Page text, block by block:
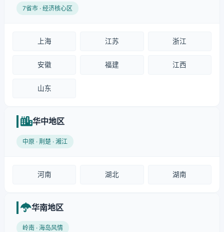
7省市 · 经济核心区
上海 江苏 浙江
安徽 福建 江西
山东
华中地区
中原 · 荆楚 · 湘江
河南 湖北 湖南
华南地区
岭南 · 海岛风情